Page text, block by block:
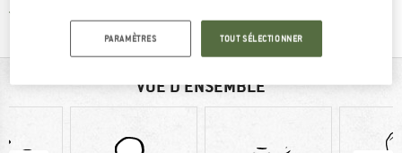
VUE D'ENSEMBLE
PARAMÈTRES TOUT SÉLECTIONNER